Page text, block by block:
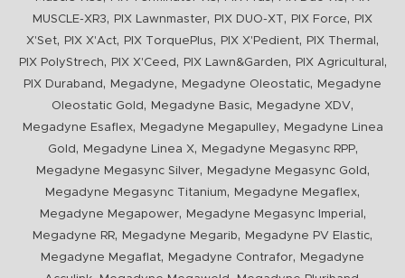
MUSCLE-XR3, PIX Lawnmaster, PIX DUO-XT, PIX Force,
PIX
X'Set, PIX X'Act, PIX TorquePlus, PIX X'Pedient, PIX Thermal ,
PIX PolyStrech, PIX X'Ceed , PIX Lawn&Garden, PIX Agricultural ,
PIX Duraband , Megadyne, Megadyne Oleostatic,
Megadyne
Oleostatic Gold , Megadyne Basic, Megadyne XDV,
Megadyne Esaflex, Megadyne Megapulley,
Megadyne Linea
Gold , Megadyne Linea X, Megadyne Megasync RPP,
Megadyne Megasync Silver, Megadyne Megasync Gold ,
Megadyne Megasync Titanium, Megadyne Megaflex,
Megadyne Megapower, Megadyne Megasync Imperial ,
Megadyne RR, Megadyne Megarib, Megadyne PV Elastic,
Megadyne Megaflat, Megadyne Contrafor,
Megadyne